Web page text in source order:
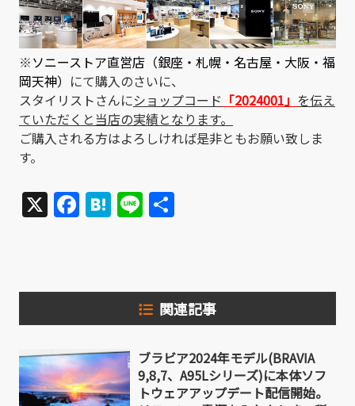
※ソニーストア直営店（銀座・札幌・名古屋・大阪・福
岡天神） にて購入のさいに、
スタイリストさんにショップコード 「2024001」 を伝え
ていただくと当店の実績となります。
ご購入される方はよろしければ是非ともお願い致しま
す。
X Facebook
Hatena
Line
関連記事
ブラビア2024年モデル(BRAVIA
9,8,7、A95Lシリーズ)に本体ソフ
トウェアアップデート配信開始。